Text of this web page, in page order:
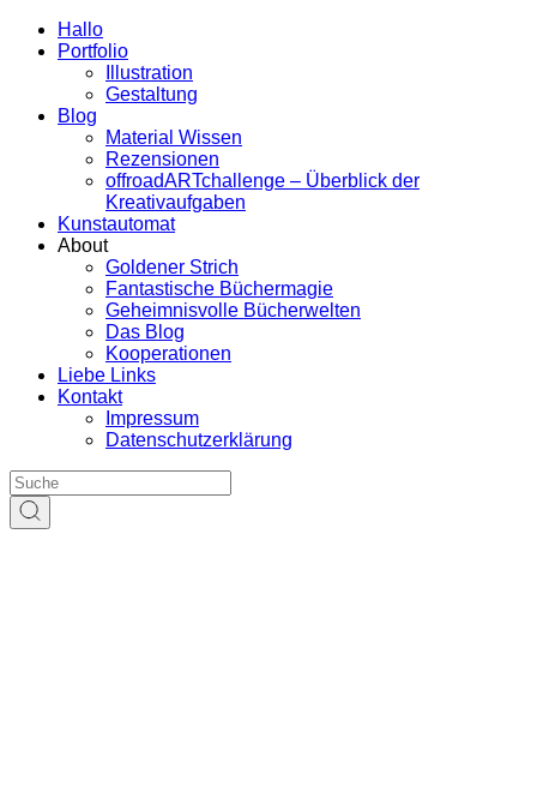
Hallo
Portfolio
Illustration
Gestaltung
Blog
Material Wissen
Rezensionen
offroadARTchallenge – Überblick der
Kreativaufgaben
Kunstautomat
About
Goldener Strich
Fantastische Büchermagie
Geheimnisvolle Bücherwelten
Das Blog
Kooperationen
Liebe Links
Kontakt
Impressum
Datenschutzerklärung